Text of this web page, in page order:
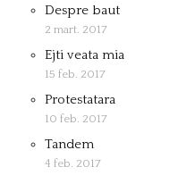
Despre baut
2 mart. 2017
Ejti veata mia
15 feb. 2017
Protestatara
10 feb. 2017
Tandem
4 feb. 2017